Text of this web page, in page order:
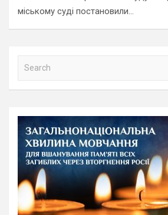
міському суді постановили…
a